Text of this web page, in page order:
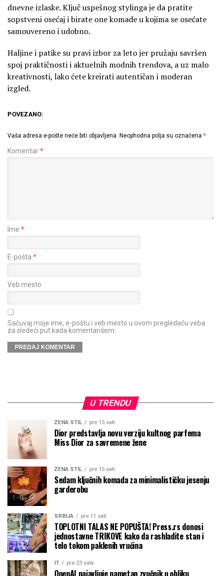
dnevne izlaske. Ključ uspešnog stylinga je da pratite
sopstveni osećaj i birate one komade u kojima se osećate
samouvereno i udobno.
Haljine i patike su pravi izbor za leto jer pružaju savršen
spoj praktičnosti i aktuelnih modnih trendova, a uz malo
kreativnosti, lako ćete kreirati autentičan i moderan
izgled.
POVEZANO:
Vaša adresa e-pošte neće biti objavljena. Neophodna polja su označena *
Komentar*
Ime *
E-pošta *
Veb mesto
Sačuvaj moje ime, e-poštu i veb mesto u ovom pregledaču veba
za sledeći put kada komentarišem.
U TRENDU
ŽENA STIL pre 15 sati
Dior predstavlja novu verziju kultnog parfema
Miss Dior za savremene žene
ŽENA STIL pre 15 sati
Sedam ključnih komada za minimalističku jesenju
garderobu
SRBIJA pre 11 sati
TOPLOTNI TALAS NE POPUŠTA! Press.rs donosi
jednostavne TRIKOVE kako da rashladite stan i
telo tokom paklenih vrućina
IT pre 23 sata
OpenAI najavljuje pametan zvučnik u obliku